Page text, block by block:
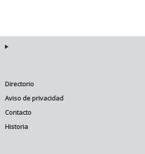
Directorio
Aviso de privacidad
Contacto
Historia